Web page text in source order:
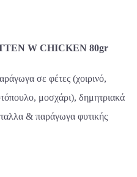
W CHICKEN 80gr
σε φέτες (χοιρινό,
μοσχάρι), δημητριακά
& παράγωγα φυτικής